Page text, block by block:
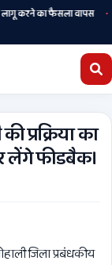
करने का फैसला वापस •
प्रक्रिया का
लेंगे फीडबैक।
जिला प्रबंधकीय